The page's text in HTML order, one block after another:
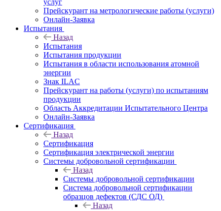
услуг
Прейскурант на метрологические работы (услуги)
Онлайн-Заявка
Испытания
Назад
Испытания
Испытания продукции
Испытания в области использования атомной
энергии
Знак ILAC
Прейскурант на работы (услуги) по испытаниям
продукции
Область Аккредитации Испытательного Центра
Онлайн-Заявка
Сертификация
Назад
Сертификация
Сертификация электрической энергии
Системы добровольной сертификации
Назад
Системы добровольной сертификации
Система добровольной сертификации
образцов дефектов (СДС ОД)
Назад